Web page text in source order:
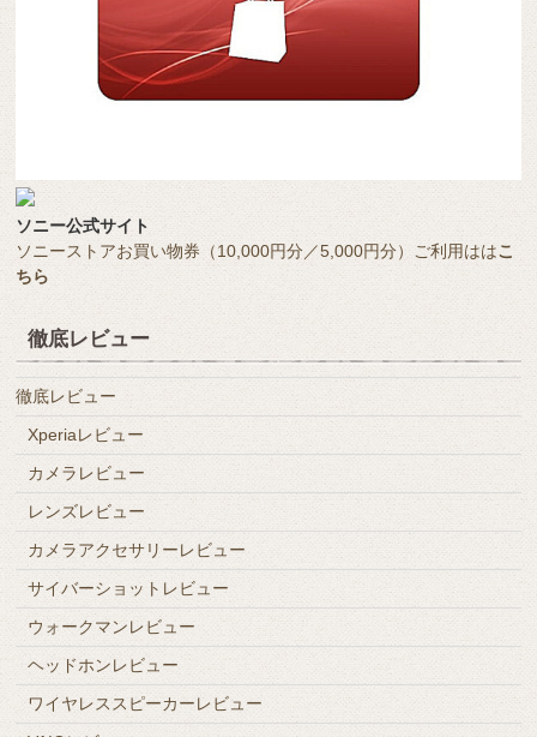
ソニー公式サイト
ソニーストアお買い物券（10,000円分／5,000円分）ご利用ははこ
ちら
徹底レビュー
徹底レビュー
Xperiaレビュー
カメラレビュー
レンズレビュー
カメラアクセサリーレビュー
サイバーショットレビュー
ウォークマンレビュー
ヘッドホンレビュー
ワイヤレススピーカーレビュー